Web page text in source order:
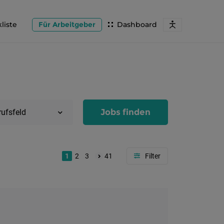
Dashboard
Für Arbeitgeber
Jobs finden
1 2 3 41